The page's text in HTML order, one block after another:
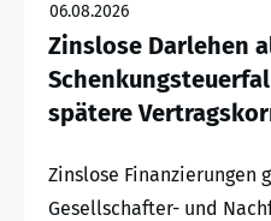
06.08.2026
Zinslose Darlehen
spätere
Zinslose Finanzierungen
Gesellschafter- und